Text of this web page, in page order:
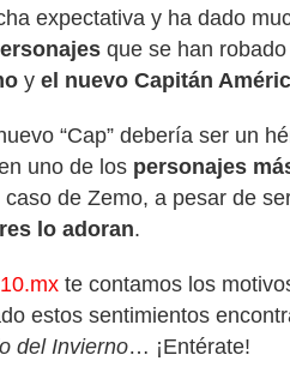
expectativa y ha dado
que se han
y el nuevo Capitán
“Cap” debería ser un
uno de los personajes
de Zemo, a pesar de
lo adoran.
te contamos los
estos sentimientos
del Invierno… ¡Entérate!